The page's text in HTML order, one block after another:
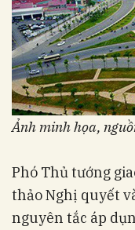
Ảnh minh họa,
Phó Thủ tướng
thảo Nghị quyết
nguyên tắc áp